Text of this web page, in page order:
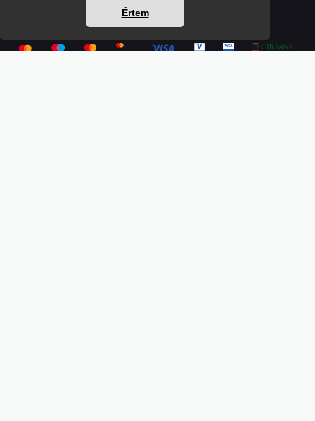
Értem